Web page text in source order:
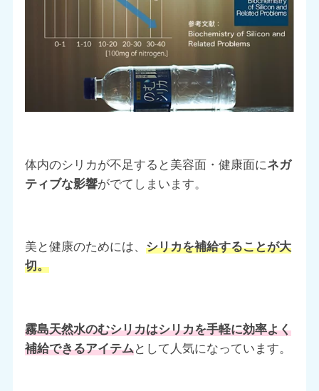
体内のシリカが不足すると美容面・健康面にネガ
ティブな影響がでてしまいます。
美と健康のためには、 シリカを補給することが大
切。
霧島天然水のむシリカはシリカを手軽に効率よく
補給できるアイテムとして人気になっています。